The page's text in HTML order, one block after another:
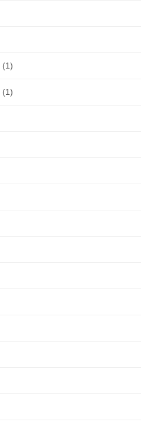
(1)
(1)